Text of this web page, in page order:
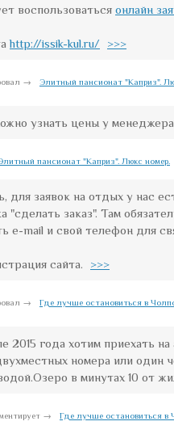
воспользоваться онлайн
http://issik-kul.ru/ >>>
→ Элитный пансионат "Каприз".
узнать цены у
пансионат "Каприз". Люкс номер.
для заявок на отдых у нас
"сделать заказ". Там
e-mail и свой телефон для
сайта. >>>
→ Где лучше остановиться в
2015 года хотим приехать
номера или один
в минутах 10 от
→ Где лучше остановиться в